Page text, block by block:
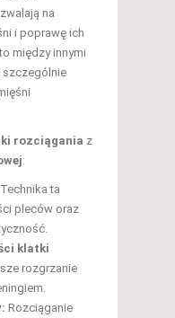
na
i poprawę ich
między innymi
szczególnie
rozciągania z
:
Technika ta
pleców oraz
klatki
rozgrzanie
Rozciąganie